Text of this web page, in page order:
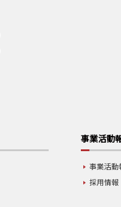
事業活動
事業活動
採用情報